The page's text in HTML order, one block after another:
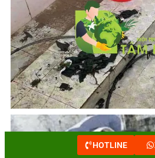
HOTLINE